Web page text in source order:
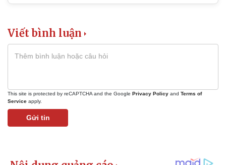
Viết bình luận
This site is protected by reCAPTCHA and the Google Privacy Policy and Terms of
Service apply.
Gửi tin